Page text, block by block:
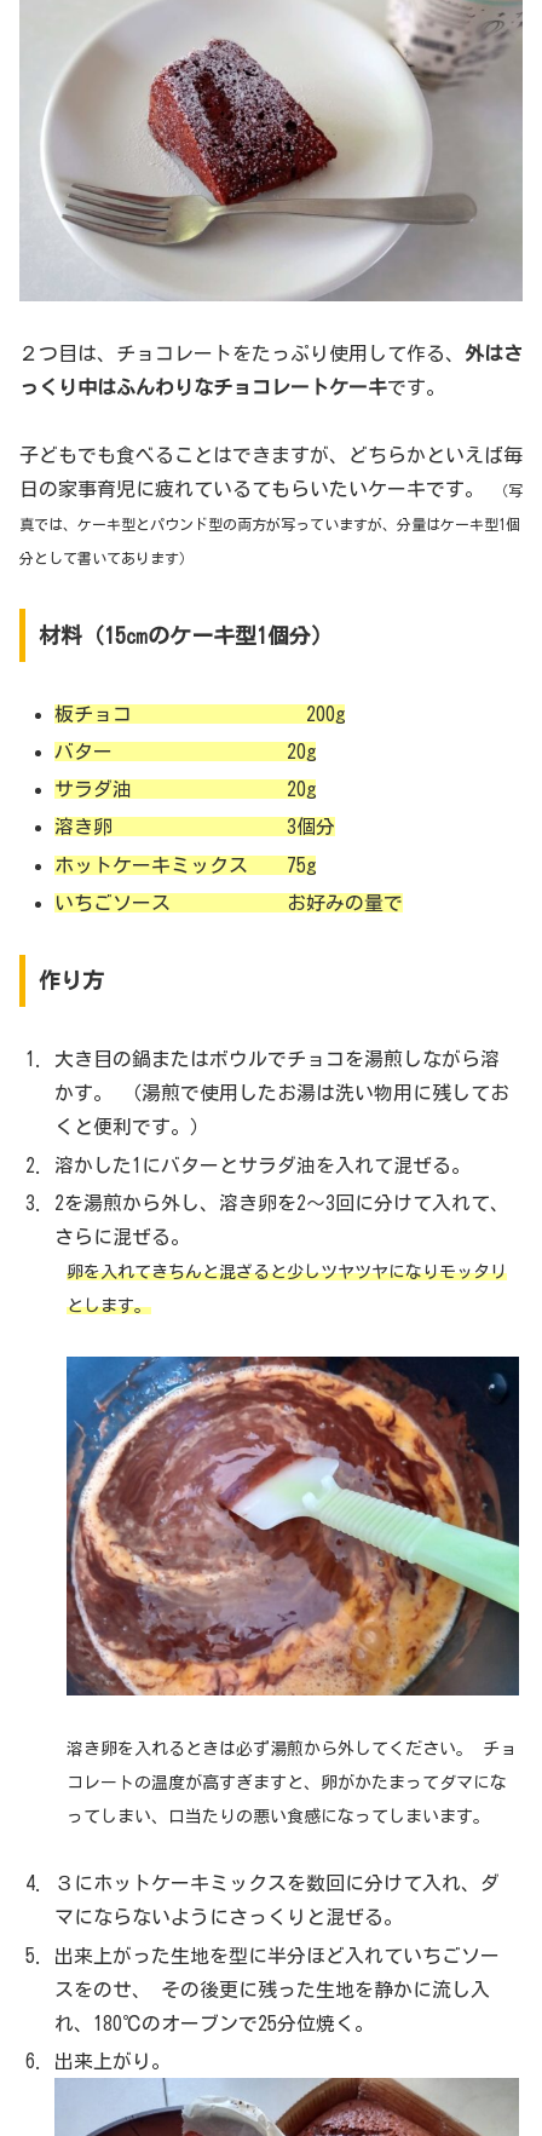
２つ目は、チョコレートをたっぷり使用して作る、 外はさ
っくり中はふんわりなチョコレートケーキです。
子どもでも食べることはできますが、どちらかといえば毎
日の家事育児に疲れているてもらいたいケーキです。
（写
真では、ケーキ型とパウンド型の両方が写っていますが、分量はケーキ型1個
分として書いてあります）
材料（15㎝のケーキ型1個分）
板チョコ 200g
バター 20g
サラダ油 20g
溶き卵 3個分
ホットケーキミックス 75g
いちごソース お好みの量で
作り方
大き目の鍋またはボウルでチョコを湯煎しながら溶
かす。 （湯煎で使用したお湯は洗い物用に残してお
くと便利です。）
溶かした1にバターとサラダ油を入れて混ぜる。
2を湯煎から外し、溶き卵を2～3回に分けて入れて、
さらに混ぜる。
卵を入れてきちんと混ざると少しツヤツヤになりモッタリ
とします。
溶き卵を入れるときは必ず湯煎から外してください。
チョ
コレートの温度が高すぎますと、卵がかたまってダマにな
ってしまい、口当たりの悪い食感になってしまいます。
３にホットケーキミックスを数回に分けて入れ、ダ
マにならないようにさっくりと混ぜる。
出来上がった生地を型に半分ほど入れていちごソー
スをのせ、 その後更に残った生地を静かに流し入
れ、180℃のオーブンで25分位焼く。
出来上がり。